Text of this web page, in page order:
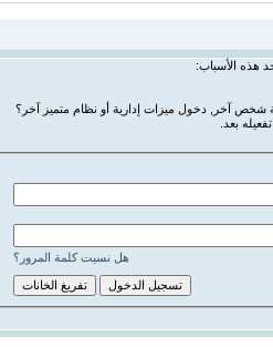
هذه الأسباب:
شخص آخر, دخول ميزات إدارية أو نظام متميز آخر؟
بعد.
هل نسيت كلمة المرور؟